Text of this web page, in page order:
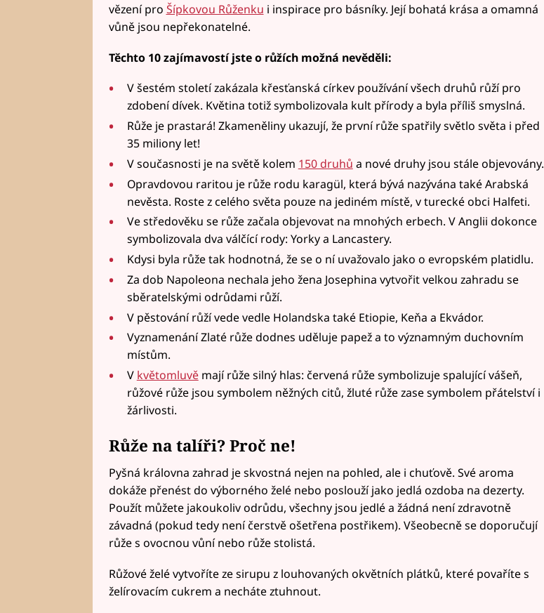
vězení pro Šípkovou Růženku i inspirace pro básníky. Její bohatá krása a omamná
vůně jsou nepřekonatelné.
Těchto 10 zajímavostí jste o růžích možná nevěděli:
V šestém století zakázala křesťanská církev používání všech druhů růží pro
zdobení dívek. Květina totiž symbolizovala kult přírody a byla příliš smyslná.
Růže je prastará! Zkameněliny ukazují, že první růže spatřily světlo světa i před
35 miliony let!
V současnosti je na světě kolem 150 druhů a nové druhy jsou stále objevovány.
Opravdovou raritou je růže rodu karagül, která bývá nazývána také Arabská
nevěsta. Roste z celého světa pouze na jediném místě, v turecké obci Halfeti.
Ve středověku se růže začala objevovat na mnohých erbech. V Anglii dokonce
symbolizovala dva válčící rody: Yorky a Lancastery.
Kdysi byla růže tak hodnotná, že se o ní uvažovalo jako o evropském platidlu.
Za dob Napoleona nechala jeho žena Josephina vytvořit velkou zahradu se
sběratelskými odrůdami růží.
V pěstování růží vede vedle Holandska také Etiopie, Keňa a Ekvádor.
Vyznamenání Zlaté růže dodnes uděluje papež a to významným duchovním
místům.
V květomluvěmají růže silný hlas: červená růže symbolizuje spalující vášeň,
růžové růže jsou symbolem něžných citů, žluté růže zase symbolem přátelství i
žárlivosti.
Růže na talíři? Proč ne!
Pyšná královna zahrad je skvostná nejen na pohled, ale i chuťově. Své aroma
dokáže přenést do výborného želé nebo poslouží jako jedlá ozdoba na dezerty.
Použít můžete jakoukoliv odrůdu, všechny jsou jedlé a žádná není zdravotně
závadná (pokud tedy není čerstvě ošetřena postřikem). Všeobecně se doporučují
růže s ovocnou vůní nebo růže stolistá.
Růžové želé vytvoříte ze sirupu z louhovaných okvětních plátků, které povaříte s
želírovacím cukrem a necháte ztuhnout.